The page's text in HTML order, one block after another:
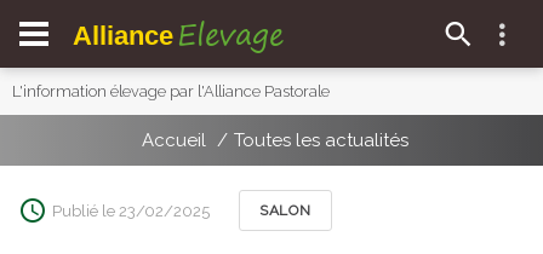
Alliance Elevage
L'information élevage par l'Alliance Pastorale
Accueil Toutes les actualités
Publié le 23/02/2025 SALON